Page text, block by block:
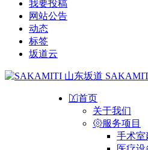
我要投稿
网站公告
动态
标签
坂道云
首页
关于我们
服务项目
手术室